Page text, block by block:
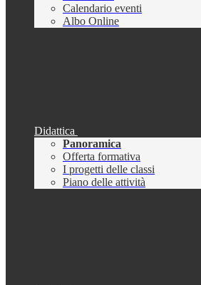
Calendario eventi
Albo Online
Didattica
Panoramica
Offerta formativa
I progetti delle classi
Piano delle attività